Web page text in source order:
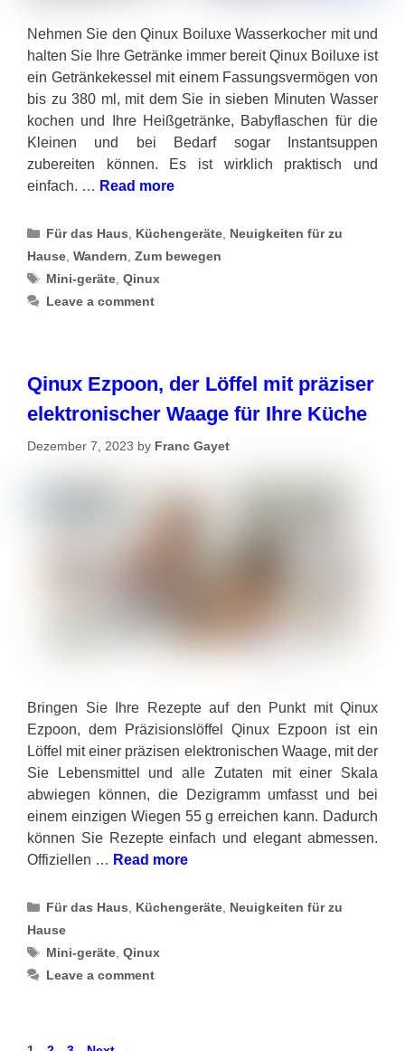
Nehmen Sie den Qinux Boiluxe Wasserkocher mit und
halten Sie Ihre Getränke immer bereit Qinux Boiluxe ist
ein Getränkekessel mit einem Fassungsvermögen von
bis zu 380 ml, mit dem Sie in sieben Minuten Wasser
kochen und Ihre Heißgetränke, Babyflaschen für die
Kleinen und bei Bedarf sogar Instantsuppen
zubereiten können. Es ist wirklich praktisch und
einfach. … Read more
Categories
Für das Haus Küchengeräte Neuigkeiten für zu
Hause Wandern Zum bewegen
Tags
Mini-geräte ,Qinux
Leave a comment
Qinux Ezpoon, der Löffel mit präziser
elektronischer Waage für Ihre Küche
Dezember 7, 2023 by Franc Gayet
Bringen Sie Ihre Rezepte auf den Punkt mit Qinux
Ezpoon, dem Präzisionslöffel Qinux Ezpoon ist ein
Löffel mit einer präzisen elektronischen Waage, mit der
Sie Lebensmittel und alle Zutaten mit einer Skala
abwiegen können, die Dezigramm umfasst und bei
einem einzigen Wiegen 55 g erreichen kann. Dadurch
können Sie Rezepte einfach und elegant abmessen.
Offiziellen … Read more
Categories
Für das Haus, Küchengeräte, Neuigkeiten für zu
Hause
Tags
Mini-geräte,Qinux
Leave a comment